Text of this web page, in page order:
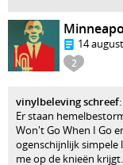
2
14
vinylbeleving schreef:
Er staan
Won't Go When I Go
ogenschijnlijk simpele
me op de knieën